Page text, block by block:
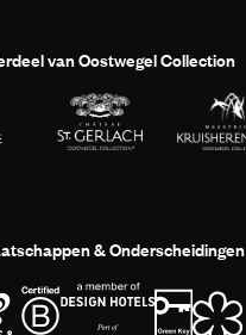
van Oostwegel Collection
& Onderscheidingen